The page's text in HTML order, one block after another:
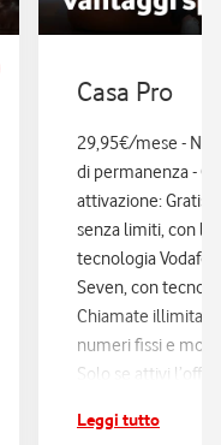
Casa Pro
29,95€/mese -
di permanenza -
attivazione: Gratis.
senza limiti, con la
tecnologia
Seven, con
Chiamate illimitate
numeri fissi e
Solo se attivi
sconti ed
Leggi tutto